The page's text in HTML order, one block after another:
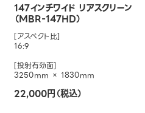
147インチワイド リアスクリーン
（MBR-147HD）
[アスペクト比]
16:9
[投射有効面]
3250mm × 1830mm
22,000円（税込）